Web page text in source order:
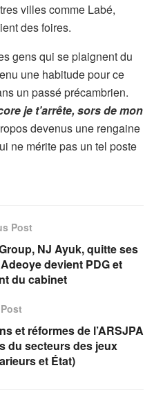
villes comme Labé,
des foires.
gens qui se plaignent du
une habitude pour ce
un passé précambrien.
je t’arrête, sors de mon
devenus une rengaine
ne mérite pas un tel poste
Post
NJ Ayuk, quitte ses
devient PDG et
du cabinet
et réformes de l’ARSJPA
du secteurs des jeux
et État)